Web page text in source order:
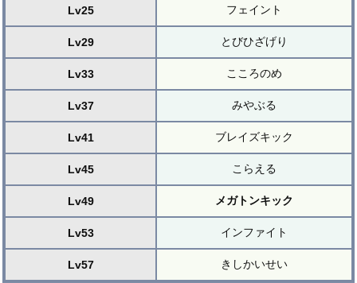
Lv25 フェイント
Lv29 とびひざげり
Lv33 こころのめ
Lv37 みやぶる
Lv41 ブレイズキック
Lv45 こらえる
Lv49 メガトンキック
Lv53 インファイト
Lv57 きしかいせい